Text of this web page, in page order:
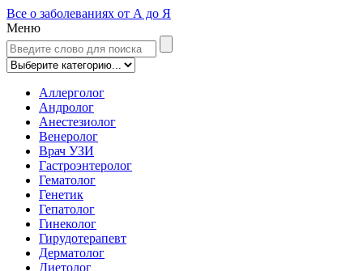
Все о заболеваниях от А до Я
Меню
Аллерголог
Андролог
Анестезиолог
Венеролог
Врач УЗИ
Гастроэнтеролог
Гематолог
Генетик
Гепатолог
Гинеколог
Гирудотерапевт
Дерматолог
Диетолог